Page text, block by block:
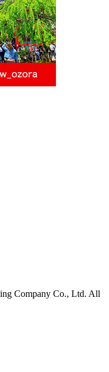
Company Co., Ltd. All